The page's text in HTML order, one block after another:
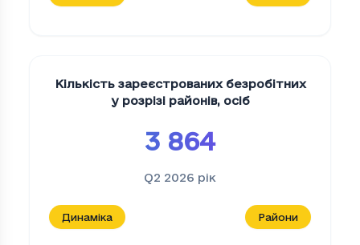
Кількість зареєстрованих безробітних
у розрізі районів, осіб
3 864
Q2 2026 рік
Динаміка Райони